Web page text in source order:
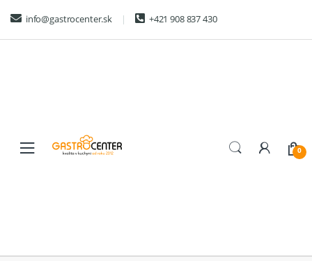
navigation
content
info@gastrocenter.sk +421 908 837 430
0